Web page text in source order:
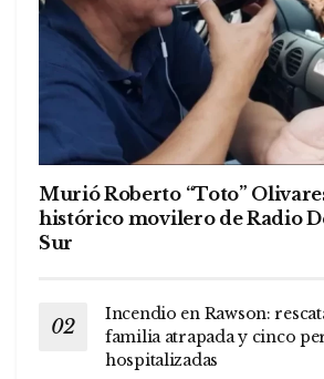
Murió Roberto “Toto”
histórico movilero de Radio
Sur
Incendio en Rawson:
familia atrapada y cinco
hospitalizadas